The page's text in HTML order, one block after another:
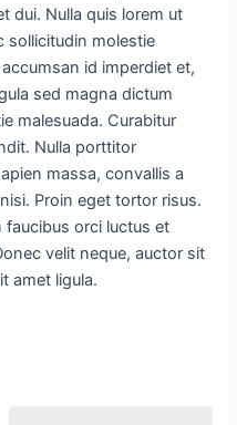
dui. Nulla quis lorem ut
sollicitudin molestie
id imperdiet et,
sed magna dictum
malesuada. Curabitur
Nulla porttitor
massa, convallis a
Proin eget tortor risus.
faucibus orci luctus et
velit neque, auctor sit
amet ligula.